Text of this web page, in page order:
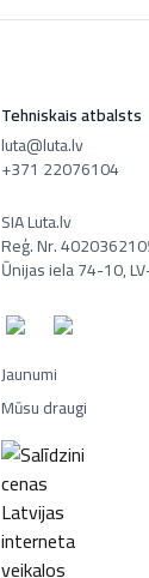
Tehniskais atbalsts
luta@luta.lv
+371 22076104
SIA Luta.lv
Reģ. Nr.
Ūnijas iela 74-10,
Jaunumi
Mūsu draugi